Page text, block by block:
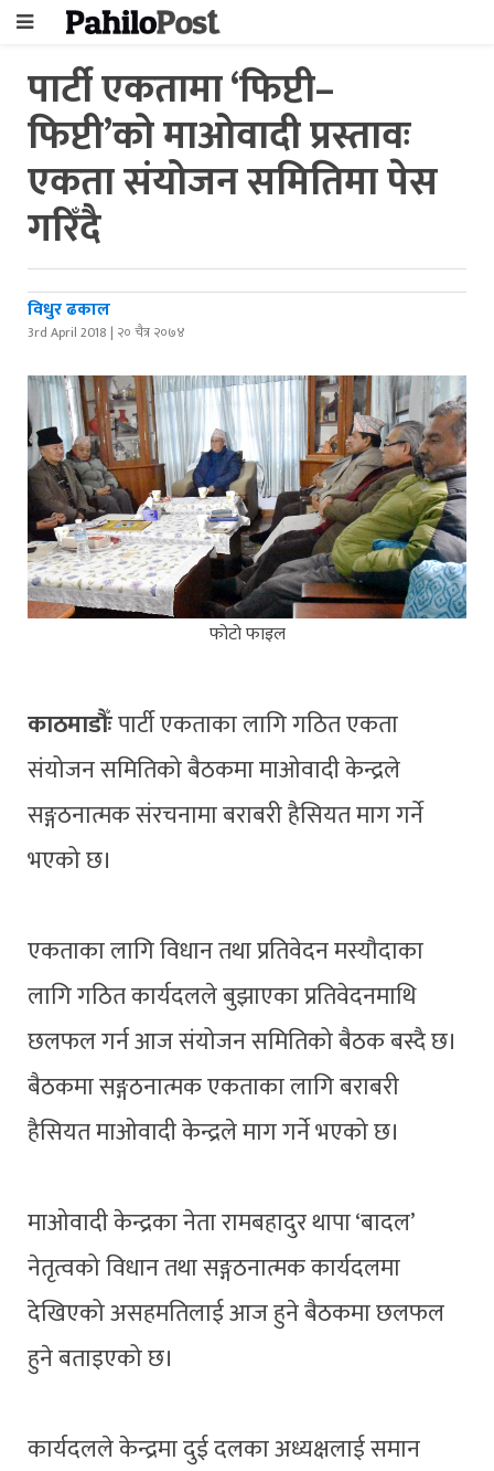
पार्टी एकतामा ‘फिप्टी–
फिप्टी’को माओवादी प्रस्तावः
एकता संयोजन समितिमा पेस
गरिँदै
विधुर ढकाल
3rd April 2018 | २० चैत्र २०७४
फोटो फाइल
काठमाडौँःपार्टी एकताका लागि गठित एकता
संयोजन समितिको बैठकमा माओवादी केन्द्रले
सङ्गठनात्मक संरचनामा बराबरी हैसियत माग गर्ने
भएको छ।
एकताका लागि विधान तथा प्रतिवेदन मस्यौदाका
लागि गठित कार्यदलले बुझाएका प्रतिवेदनमाथि
छलफल गर्न आज संयोजन समितिको बैठक बस्दै छ।
बैठकमा सङ्गठनात्मक एकताका लागि बराबरी
हैसियत माओवादी केन्द्रले माग गर्ने भएको छ।
माओवादी केन्द्रका नेता रामबहादुर थापा ‘बादल’
नेतृत्वको विधान तथा सङ्गठनात्मक कार्यदलमा
देखिएको असहमतिलाई आज हुने बैठकमा छलफल
हुने बताइएको छ।
कार्यदलले केन्द्रमा दुई दलका अध्यक्षलाई समान